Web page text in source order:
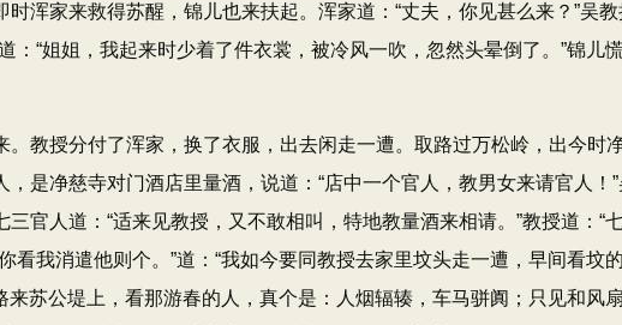
时浑家来救得苏醒，锦儿也来扶起。浑家道：​“丈夫，你见甚么来？​”吴
：​“姐姐，我起来时少着了件衣裳，被冷风一吹，忽然头晕倒了。​”锦儿
授分付了浑家，换了衣服，出去闲走一遭。取路过万松岭，出今时
是净慈寺对门酒店里量酒，说道：​“店中一个官人，教男女来请官人！
官人道：​“适来见教授，又不敢相叫，特地教量酒来相请。​”教授道：​“
看我消遣他则个。​”道：​“我如今要同教授去家里坟头走一遭，早间看坟
来苏公堤上，看那游春的人，真个是：人烟辐辏，车马骈阗；只见和风